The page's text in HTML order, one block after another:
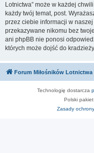
Lotnictwa” może w każdej
każdy twój temat, post.
przez ciebie informacji w
przekazywane nikomu bez
ani phpBB nie ponosi
których może dojść do
Forum Miłośników Lotnictwa
Technologię dostarcza
Polski
Zasady